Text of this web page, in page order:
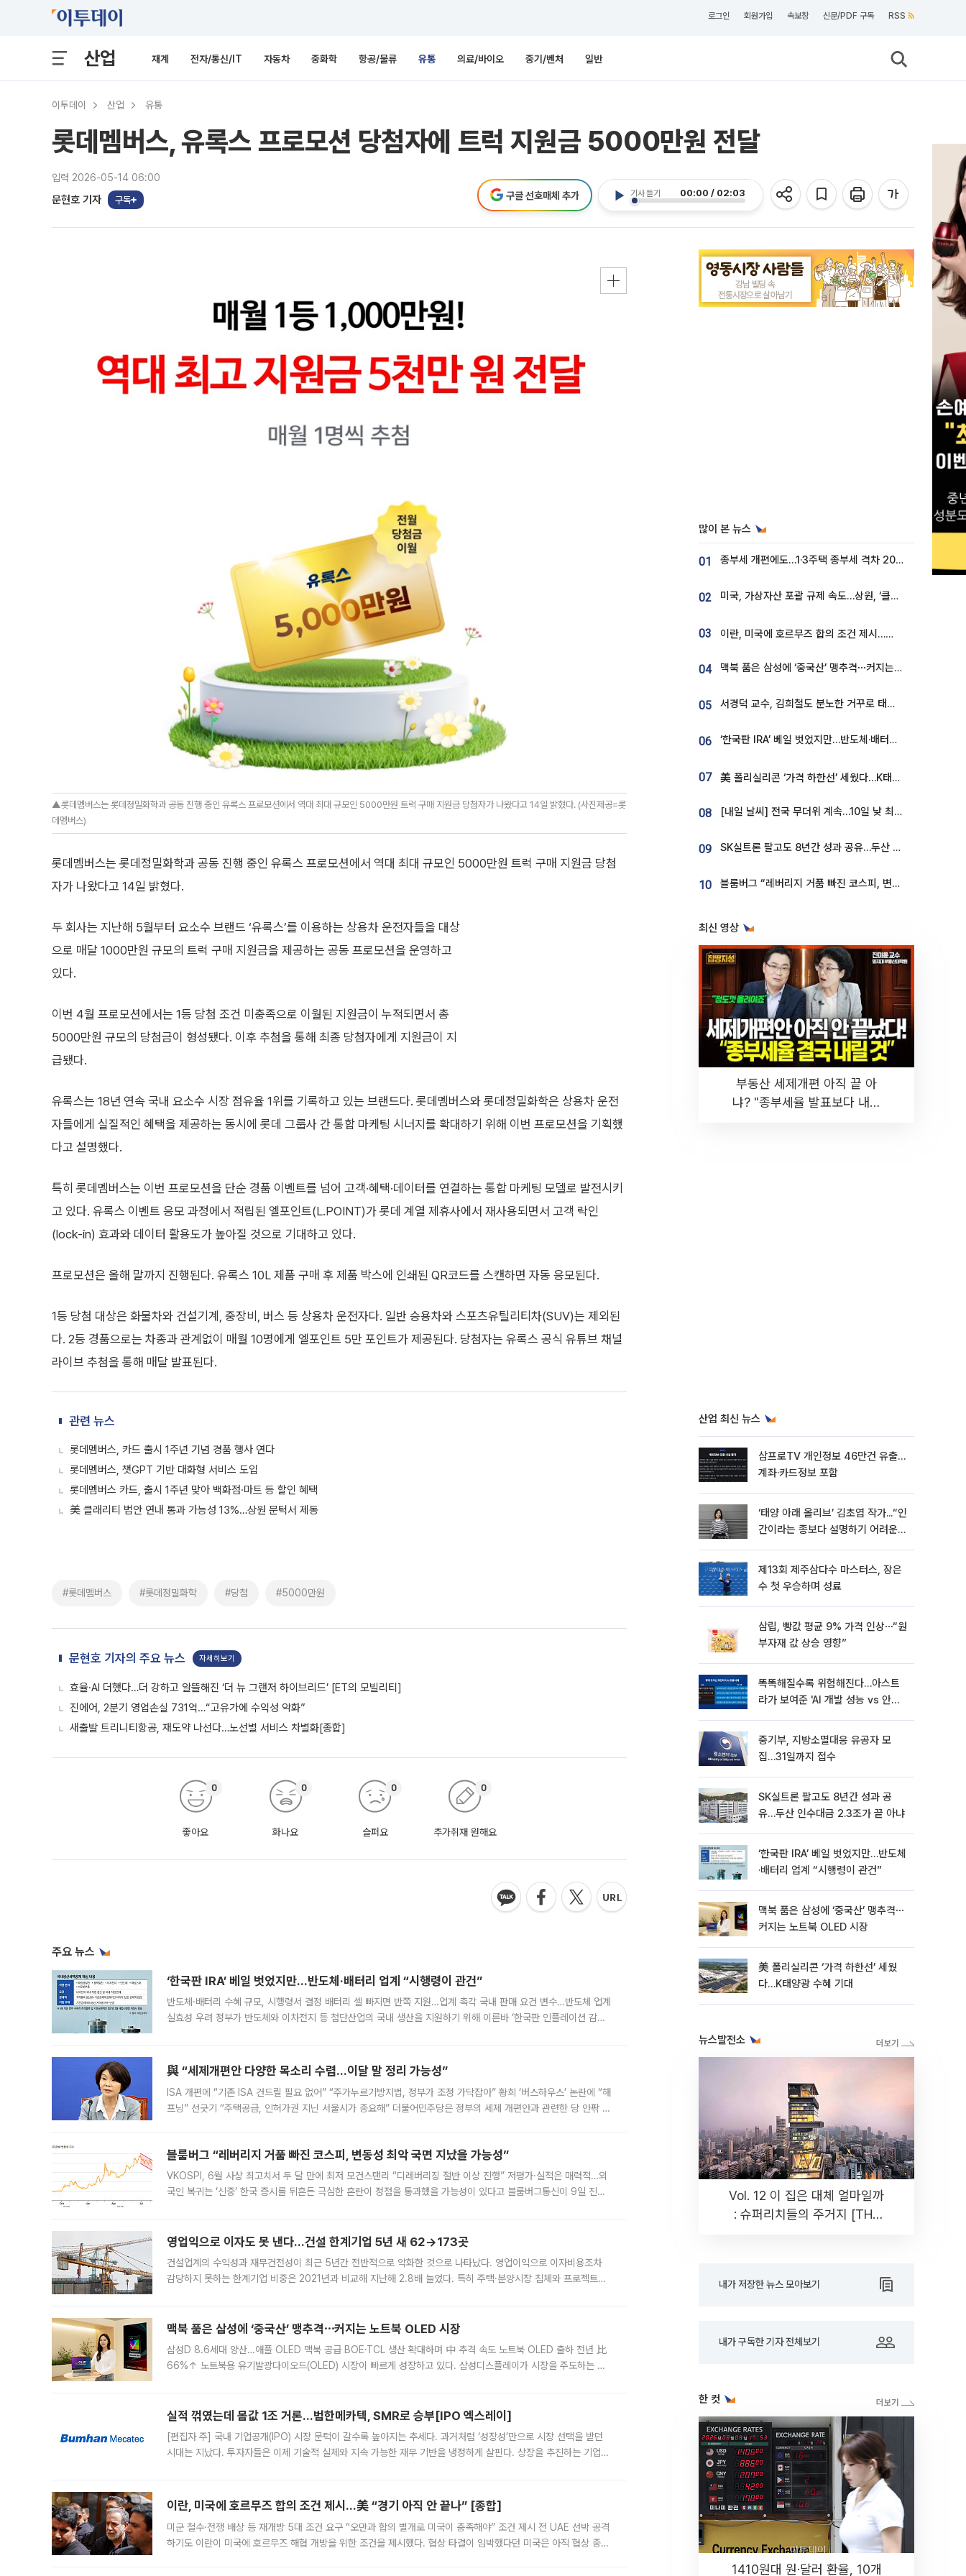
로그인 회원가입 속보창 신문/PDF 구독 RSS
산업 재계 전자/통신/IT 자동차 중화학 항공/물류 유통 의료/바이오 중기/벤처 일반
이투데이 산업 유통
롯데멤버스, 유록스 프로모션 당첨자에 트럭 지원금 5000만원 전달
입력 2026-05-14 06:00
문현호 기자 구독
기사 듣기 00:00 / 02:03
구글 선호매체 추가
▲롯데멤버스는 롯데정밀화학과 공동 진행 중인 유록스 프로모션에서 역대 최대 규모인 5000만원 트럭 구매 지원금 당첨자가 나왔다고 14일 밝혔다. (사진제공=롯
데멤버스)
롯데멤버스는 롯데정밀화학과 공동 진행 중인 유록스 프로모션에서 역대 최대 규모인 5000만원 트럭 구매 지원금 당첨
자가 나왔다고 14일 밝혔다.
두 회사는 지난해 5월부터 요소수 브랜드 ‘유록스’를 이용하는 상용차 운전자들을 대상
으로 매달 1000만원 규모의 트럭 구매 지원금을 제공하는 공동 프로모션을 운영하고
있다.
이번 4월 프로모션에서는 1등 당첨 조건 미충족으로 이월된 지원금이 누적되면서 총
5000만원 규모의 당첨금이 형성됐다. 이후 추첨을 통해 최종 당첨자에게 지원금이 지
급됐다.
유록스는 18년 연속 국내 요소수 시장 점유율 1위를 기록하고 있는 브랜드다. 롯데멤버스와 롯데정밀화학은 상용차 운전
자들에게 실질적인 혜택을 제공하는 동시에 롯데 그룹사 간 통합 마케팅 시너지를 확대하기 위해 이번 프로모션을 기획했
다고 설명했다.
특히 롯데멤버스는 이번 프로모션을 단순 경품 이벤트를 넘어 고객·혜택·데이터를 연결하는 통합 마케팅 모델로 발전시키
고 있다. 유록스 이벤트 응모 과정에서 적립된 엘포인트(L.POINT)가 롯데 계열 제휴사에서 재사용되면서 고객 락인
(lock-in) 효과와 데이터 활용도가 높아질 것으로 기대하고 있다.
프로모션은 올해 말까지 진행된다. 유록스 10L 제품 구매 후 제품 박스에 인쇄된 QR코드를 스캔하면 자동 응모된다.
1등 당첨 대상은 화물차와 건설기계, 중장비, 버스 등 상용차 운전자다. 일반 승용차와 스포츠유틸리티차(SUV)는 제외된
다. 2등 경품으로는 차종과 관계없이 매월 10명에게 엘포인트 5만 포인트가 제공된다. 당첨자는 유록스 공식 유튜브 채널
라이브 추첨을 통해 매달 발표된다.
관련 뉴스
롯데멤버스, 카드 출시 1주년 기념 경품 행사 연다
롯데멤버스, 챗GPT 기반 대화형 서비스 도입
롯데멤버스 카드, 출시 1주년 맞아 백화점·마트 등 할인 혜택
美 클래리티 법안 연내 통과 가능성 13%…상원 문턱서 제동
#롯데멤버스 #롯데정밀화학 #당첨 #5000만원
문현호 기자의 주요 뉴스 자세히보기
효율·AI 더했다…더 강하고 알뜰해진 ‘더 뉴 그랜저 하이브리드’ [ET의 모빌리티]
진에어, 2분기 영업손실 731억…“고유가에 수익성 악화”
새출발 트리니티항공, 재도약 나선다…노선별 서비스 차별화[종합]
좋아요
0
화나요
0
슬퍼요
0
추가취재 원해요
0
주요 뉴스
‘한국판 IRA’ 베일 벗었지만…반도체·배터리 업계 “시행령이 관건”
반도체·배터리 수혜 규모, 시행령서 결정 배터리 셀 빠지면 반쪽 지원…업계 촉각 국내 판매 요건 변수…반도체 업계
실효성 우려 정부가 반도체와 이차전지 등 첨단산업의 국내 생산을 지원하기 위해 이른바 ‘한국판 인플레이션 감축
與 “세제개편안 다양한 목소리 수렴…이달 말 정리 가능성”
ISA 개편에 “기존 ISA 건드릴 필요 없어” “주가누르기방지법, 정부가 조정 가닥잡아” 황희 ‘버스하우스’ 논란에 “해
프닝” 선긋기 “주택공급, 인허가권 지닌 서울시가 중요해” 더불어민주당은 정부의 세제 개편안과 관련한 당 안팎 의
블룸버그 “레버리지 거품 빠진 코스피, 변동성 최악 국면 지났을 가능성”
VKOSPI, 6월 사상 최고치서 두 달 만에 최저 모건스탠리 “디레버리징 절반 이상 진행” 저평가·실적은 매력적…외
국인 복귀는 ‘신중’ 한국 증시를 뒤흔든 극심한 혼란이 정점을 통과했을 가능성이 있다고 블룸버그통신이 9일 진단
영업익으로 이자도 못 낸다…건설 한계기업 5년 새 62→173곳
건설업계의 수익성과 재무건전성이 최근 5년간 전반적으로 악화한 것으로 나타났다. 영업이익으로 이자비용조차
감당하지 못하는 한계기업 비중은 2021년과 비교해 지난해 2.8배 늘었다. 특히 주택·분양시장 침체와 프로젝트파
맥북 품은 삼성에 ‘중국산’ 맹추격⋯커지는 노트북 OLED 시장
삼성D 8.6세대 양산…애플 OLED 맥북 공급 BOE·TCL 생산 확대하며 中 추격 속도 노트북 OLED 출하 전년 比
66%↑ 노트북용 유기발광다이오드(OLED) 시장이 빠르게 성장하고 있다. 삼성디스플레이가 시장을 주도하는 가
실적 꺾였는데 몸값 1조 거론…범한메카텍, SMR로 승부[IPO 엑스레이]
[편집자 주] 국내 기업공개(IPO) 시장 문턱이 갈수록 높아지는 추세다. 과거처럼 ‘성장성’만으로 시장 선택을 받던
시대는 지났다. 투자자들은 이제 기술적 실체와 지속 가능한 재무 기반을 냉정하게 살핀다. 상장을 추진하는 기업들
이란, 미국에 호르무즈 합의 조건 제시…美 “경기 아직 안 끝나” [종합]
미군 철수·전쟁 배상 등 재개방 5대 조건 요구 “오만과 합의 별개로 미국이 충족해야” 조건 제시 전 UAE 선박 공격
하기도 이란이 미국에 호르무즈 해협 개방을 위한 조건을 제시했다. 협상 타결이 임박했다던 미국은 아직 협상 중이
많이 본 뉴스
01 종부세 개편에도…1·3주택 종부세 격차 2028년부터 확대
02 미국, 가상자산 포괄 규제 속도…상원, ‘클래리티법’ 9월 절차투표 추진
03 이란, 미국에 호르무즈 합의 조건 제시…美 “경기 아직 안 끝나” [종합]
04 맥북 품은 삼성에 ‘중국산’ 맹추격⋯커지는 노트북 OLED 시장
05 서경덕 교수, 김희철도 분노한 거꾸로 태극기⋯"엉터리는 아냐, 아쉬울 뿐"
06 ‘한국판 IRA’ 베일 벗었지만…반도체·배터리 업계 “시행령이 관건”
07 美 폴리실리콘 ‘가격 하한선’ 세웠다…K태양광 수혜 기대
08 [내일 날씨] 전국 무더위 계속…10일 낮 최고 34도 육박
09 SK실트론 팔고도 8년간 성과 공유…두산 인수대금 2.3조가 끝 아냐
10 블룸버그 “레버리지 거품 빠진 코스피, 변동성 최악 국면 지났을 가능성”
최신 영상
부동산 세제개편 아직 끝 아
냐? "종부세율 발표보다 내릴
산업 최신 뉴스
삼프로TV 개인정보 46만건 유출…
계좌·카드정보 포함
‘태양 아래 올리브’ 김초엽 작가...“인
간이라는 종보다 설명하기 어려운
뷰]
제13회 제주삼다수 마스터스, 장은
수 첫 우승하며 성료
삼립, 빵값 평균 9% 가격 인상⋯“원
부자재 값 상승 영향”
똑똑해질수록 위험해진다…아스트
라가 보여준 'AI 개발 성능 vs 안전
중기부, 지방소멸대응 유공자 모
집…31일까지 접수
SK실트론 팔고도 8년간 성과 공
유…두산 인수대금 2.3조가 끝 아냐
‘한국판 IRA’ 베일 벗었지만…반도체
·배터리 업계 “시행령이 관건”
맥북 품은 삼성에 ‘중국산’ 맹추격⋯
커지는 노트북 OLED 시장
美 폴리실리콘 ‘가격 하한선’ 세웠
다…K태양광 수혜 기대
뉴스발전소
Vol. 12 이 집은 대체 얼마일까
: 슈퍼리치들의 주거지 [THE
내가 저장한 뉴스 모아보기
내가 구독한 기자 전체보기
한 컷
1410원대 원·달러 환율, 10개